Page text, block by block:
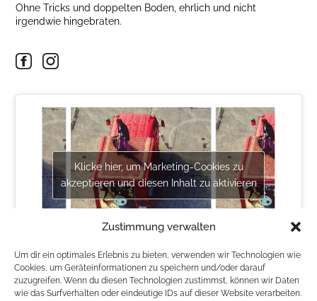
Zustimmung verwalten
Um dir ein optimales Erlebnis zu bieten, verwenden wir Technologien wie
Cookies, um Geräteinformationen zu speichern und/oder darauf
zuzugreifen. Wenn du diesen Technologien zustimmst, können wir Daten
wie das Surfverhalten oder eindeutige IDs auf dieser Website verarbeiten.
Ohne Tricks und doppelten Boden, ehrlich und nicht
irgendwie hingebraten.
Klicke hier, um Marketing-Cookies zu
akzeptieren und diesen Inhalt zu aktivieren
PRÄSENTIERT VON BAR`N EVENT GMBH